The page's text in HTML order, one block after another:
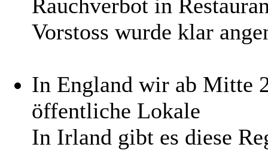
Rauchverbot in
Vorstoss wurde klar
In England wir ab Mitte
öffentliche Lokale
In Irland gibt es diese